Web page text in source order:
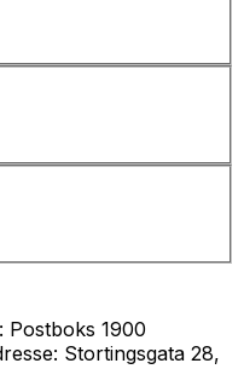
Postboks 1900
Stortingsgata 28,